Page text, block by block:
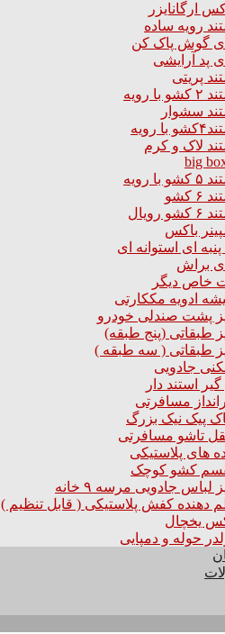
ارگانایزر
رویه ساده
گوش پاک کن
پد آرایشی
پریتی
با رویه
سشوار
با رویه
لاک و کرم
big
با رویه
۶ کشو
کشو رویال
باکس
پنبه ای استوانه ای
براش
خاص دیگر
ادویه مککارتی
پشت صندلی خودرو
طبقاتی (پنج طبقه)
طبقاتی ( سه طبقه )
جادویی
استند دار
مسافرتی
پیک نیک بزرگ
تاشو مسافرتی
های پلاستیکی
کشو کوچک
لباس جادویی مرسه ۹ خانه
دهنده کفش پلاستیکی ( قابل تنظیم )
یخچال
حوله و دمپایی